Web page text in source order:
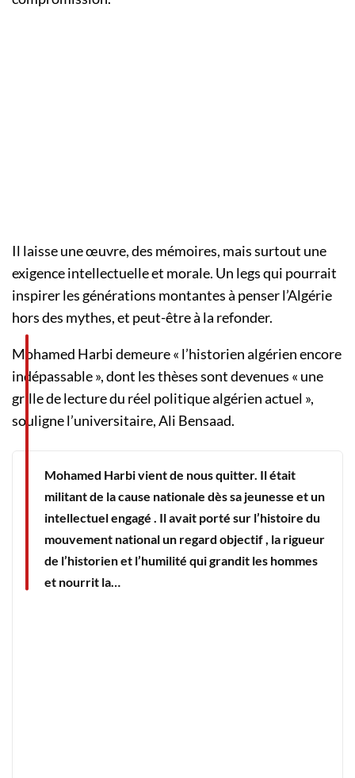
Il laisse une œuvre, des mémoires, mais surtout une
exigence intellectuelle et morale. Un legs qui pourrait
inspirer les générations montantes à penser l’Algérie
hors des mythes, et peut-être à la refonder.
Mohamed Harbi demeure « l’historien algérien encore
indépassable », dont les thèses sont devenues « une
grille de lecture du réel politique algérien actuel »,
souligne l’universitaire, Ali Bensaad.
Mohamed Harbi vient de nous quitter. Il était
militant de la cause nationale dès sa jeunesse et un
intellectuel engagé . Il avait porté sur l’histoire du
mouvement national un regard objectif , la rigueur
de l’historien et l’humilité qui grandit les hommes
et nourrit la…